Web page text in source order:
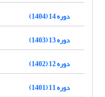
دوره 14 (1404)
دوره 13 (1403)
دوره 12 (1402)
دوره 11 (1401)